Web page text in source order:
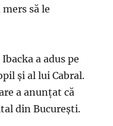
să le
a adus pe
şi al lui Cabral.
a anunţat că
din Bucureşti.